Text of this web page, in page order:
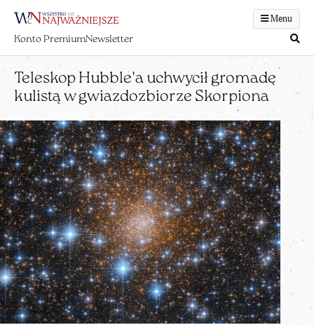
Menu
Konto PremiumNewsletter
Teleskop Hubble'a uchwycił gromadę
kulistą w gwiazdozbiorze Skorpiona